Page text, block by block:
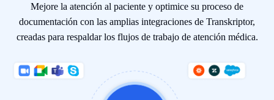
Mejore la atención al paciente y optimice su proceso de
documentación con las amplias integraciones de Transkriptor,
creadas para respaldar los flujos de trabajo de atención médica.